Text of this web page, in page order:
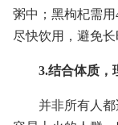
粥中；黑枸杞需
尽快饮用，避免长
3.结合体质，
并非所有人都